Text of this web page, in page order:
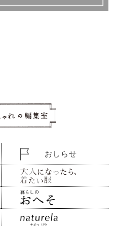
おしらせ